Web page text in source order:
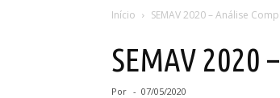
Início SEMAV 2020 – Análise
SEMAV 2020
Por - 07/05/2020